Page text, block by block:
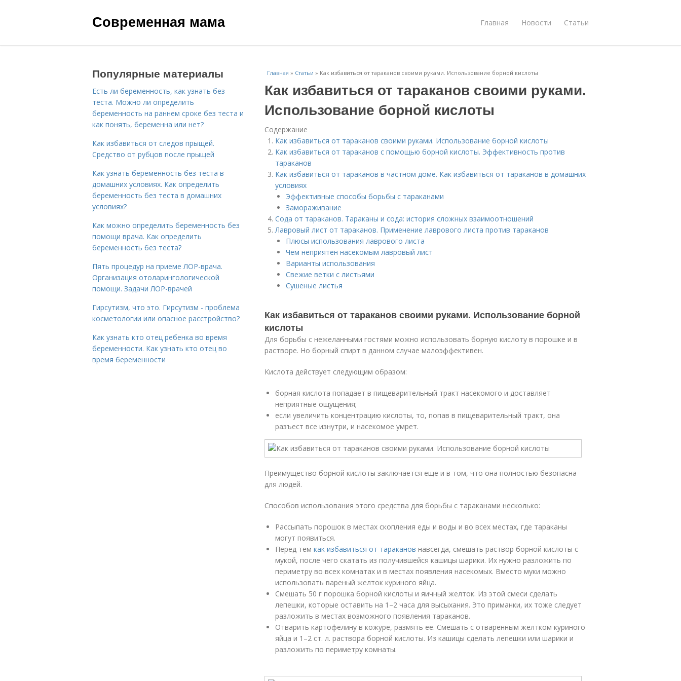
Современная мама Главная Новости Статьи
Главная » Статьи » Как избавиться от тараканов своими руками. Использование борной кислоты
Как избавиться от тараканов своими руками.
Использование борной кислоты
Содержание
Как избавиться от тараканов своими руками. Использование борной кислоты
Как избавиться от тараканов с помощью борной кислоты. Эффективность против
тараканов
Как избавиться от тараканов в частном доме. Как избавиться от тараканов в домашних
условиях
Эффективные способы борьбы с тараканами
Замораживание
Сода от тараканов. Тараканы и сода: история сложных взаимоотношений
Лавровый лист от тараканов. Применение лаврового листа против тараканов
Плюсы использования лаврового листа
Чем неприятен насекомым лавровый лист
Варианты использования
Свежие ветки с листьями
Сушеные листья
Как избавиться от тараканов своими руками. Использование борной
кислоты
Для борьбы с нежеланными гостями можно использовать борную кислоту в порошке и в
растворе. Но борный спирт в данном случае малоэффективен.
Кислота действует следующим образом:
борная кислота попадает в пищеварительный тракт насекомого и доставляет
неприятные ощущения;
если увеличить концентрацию кислоты, то, попав в пищеварительный тракт, она
разъест все изнутри, и насекомое умрет.
Преимущество борной кислоты заключается еще и в том, что она полностью безопасна
для людей.
Способов использования этого средства для борьбы с тараканами несколько:
Рассыпать порошок в местах скопления еды и воды и во всех местах, где тараканы
могут появиться.
Перед тем как избавиться от тараканов навсегда, смешать раствор борной кислоты с
мукой, после чего скатать из получившейся кашицы шарики. Их нужно разложить по
периметру во всех комнатах и в местах появления насекомых. Вместо муки можно
использовать вареный желток куриного яйца.
Смешать 50 г порошка борной кислоты и яичный желток. Из этой смеси сделать
лепешки, которые оставить на 1–2 часа для высыхания. Это приманки, их тоже следует
разложить в местах возможного появления тараканов.
Отварить картофелину в кожуре, размять ее. Смешать с отваренным желтком куриного
яйца и 1–2 ст. л. раствора борной кислоты. Из кашицы сделать лепешки или шарики и
разложить по периметру комнаты.
Популярные материалы
Есть ли беременность, как узнать без
теста. Можно ли определить
беременность на раннем сроке без теста и
как понять, беременна или нет?
Как избавиться от следов прыщей.
Средство от рубцов после прыщей
Как узнать беременность без теста в
домашних условиях. Как определить
беременность без теста в домашних
условиях?
Как можно определить беременность без
помощи врача. Как определить
беременность без теста?
Пять процедур на приеме ЛОР-врача.
Организация отоларингологической
помощи. Задачи ЛОР-врачей
Гирсутизм, что это. Гирсутизм - проблема
косметологии или опасное расстройство?
Как узнать кто отец ребенка во время
беременности. Как узнать кто отец во
время беременности